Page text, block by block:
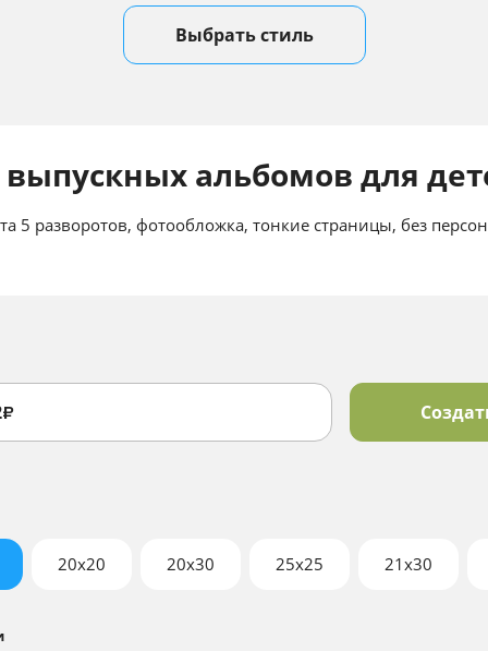
Выбрать стиль
альбомов для
5 разворотов, фотообложка, тонкие страницы, без
₽
20x20 20x30 25x25 21х30